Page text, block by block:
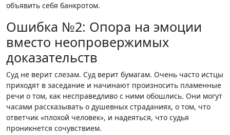
объявить себя банкротом.
Ошибка №2: Опора на эмоции
вместо неопровержимых
доказательств
Суд не верит слезам. Суд верит бумагам. Очень часто истцы
приходят в заседание и начинают произносить пламенные
речи о том, как несправедливо с ними обошлись. Они могут
часами рассказывать о душевных страданиях, о том, что
ответчик «плохой человек», и надеяться, что судья
проникнется сочувствием.